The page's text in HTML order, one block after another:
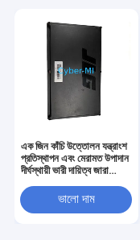
এক জিন কাঁচি উত্তোলন যন্ত্রাংশ
প্রতিস্থাপন এবং মেরামত উপাদান
দীর্ঘস্থায়ী ভারী দায়িত্ব জারা
ভালো দাম